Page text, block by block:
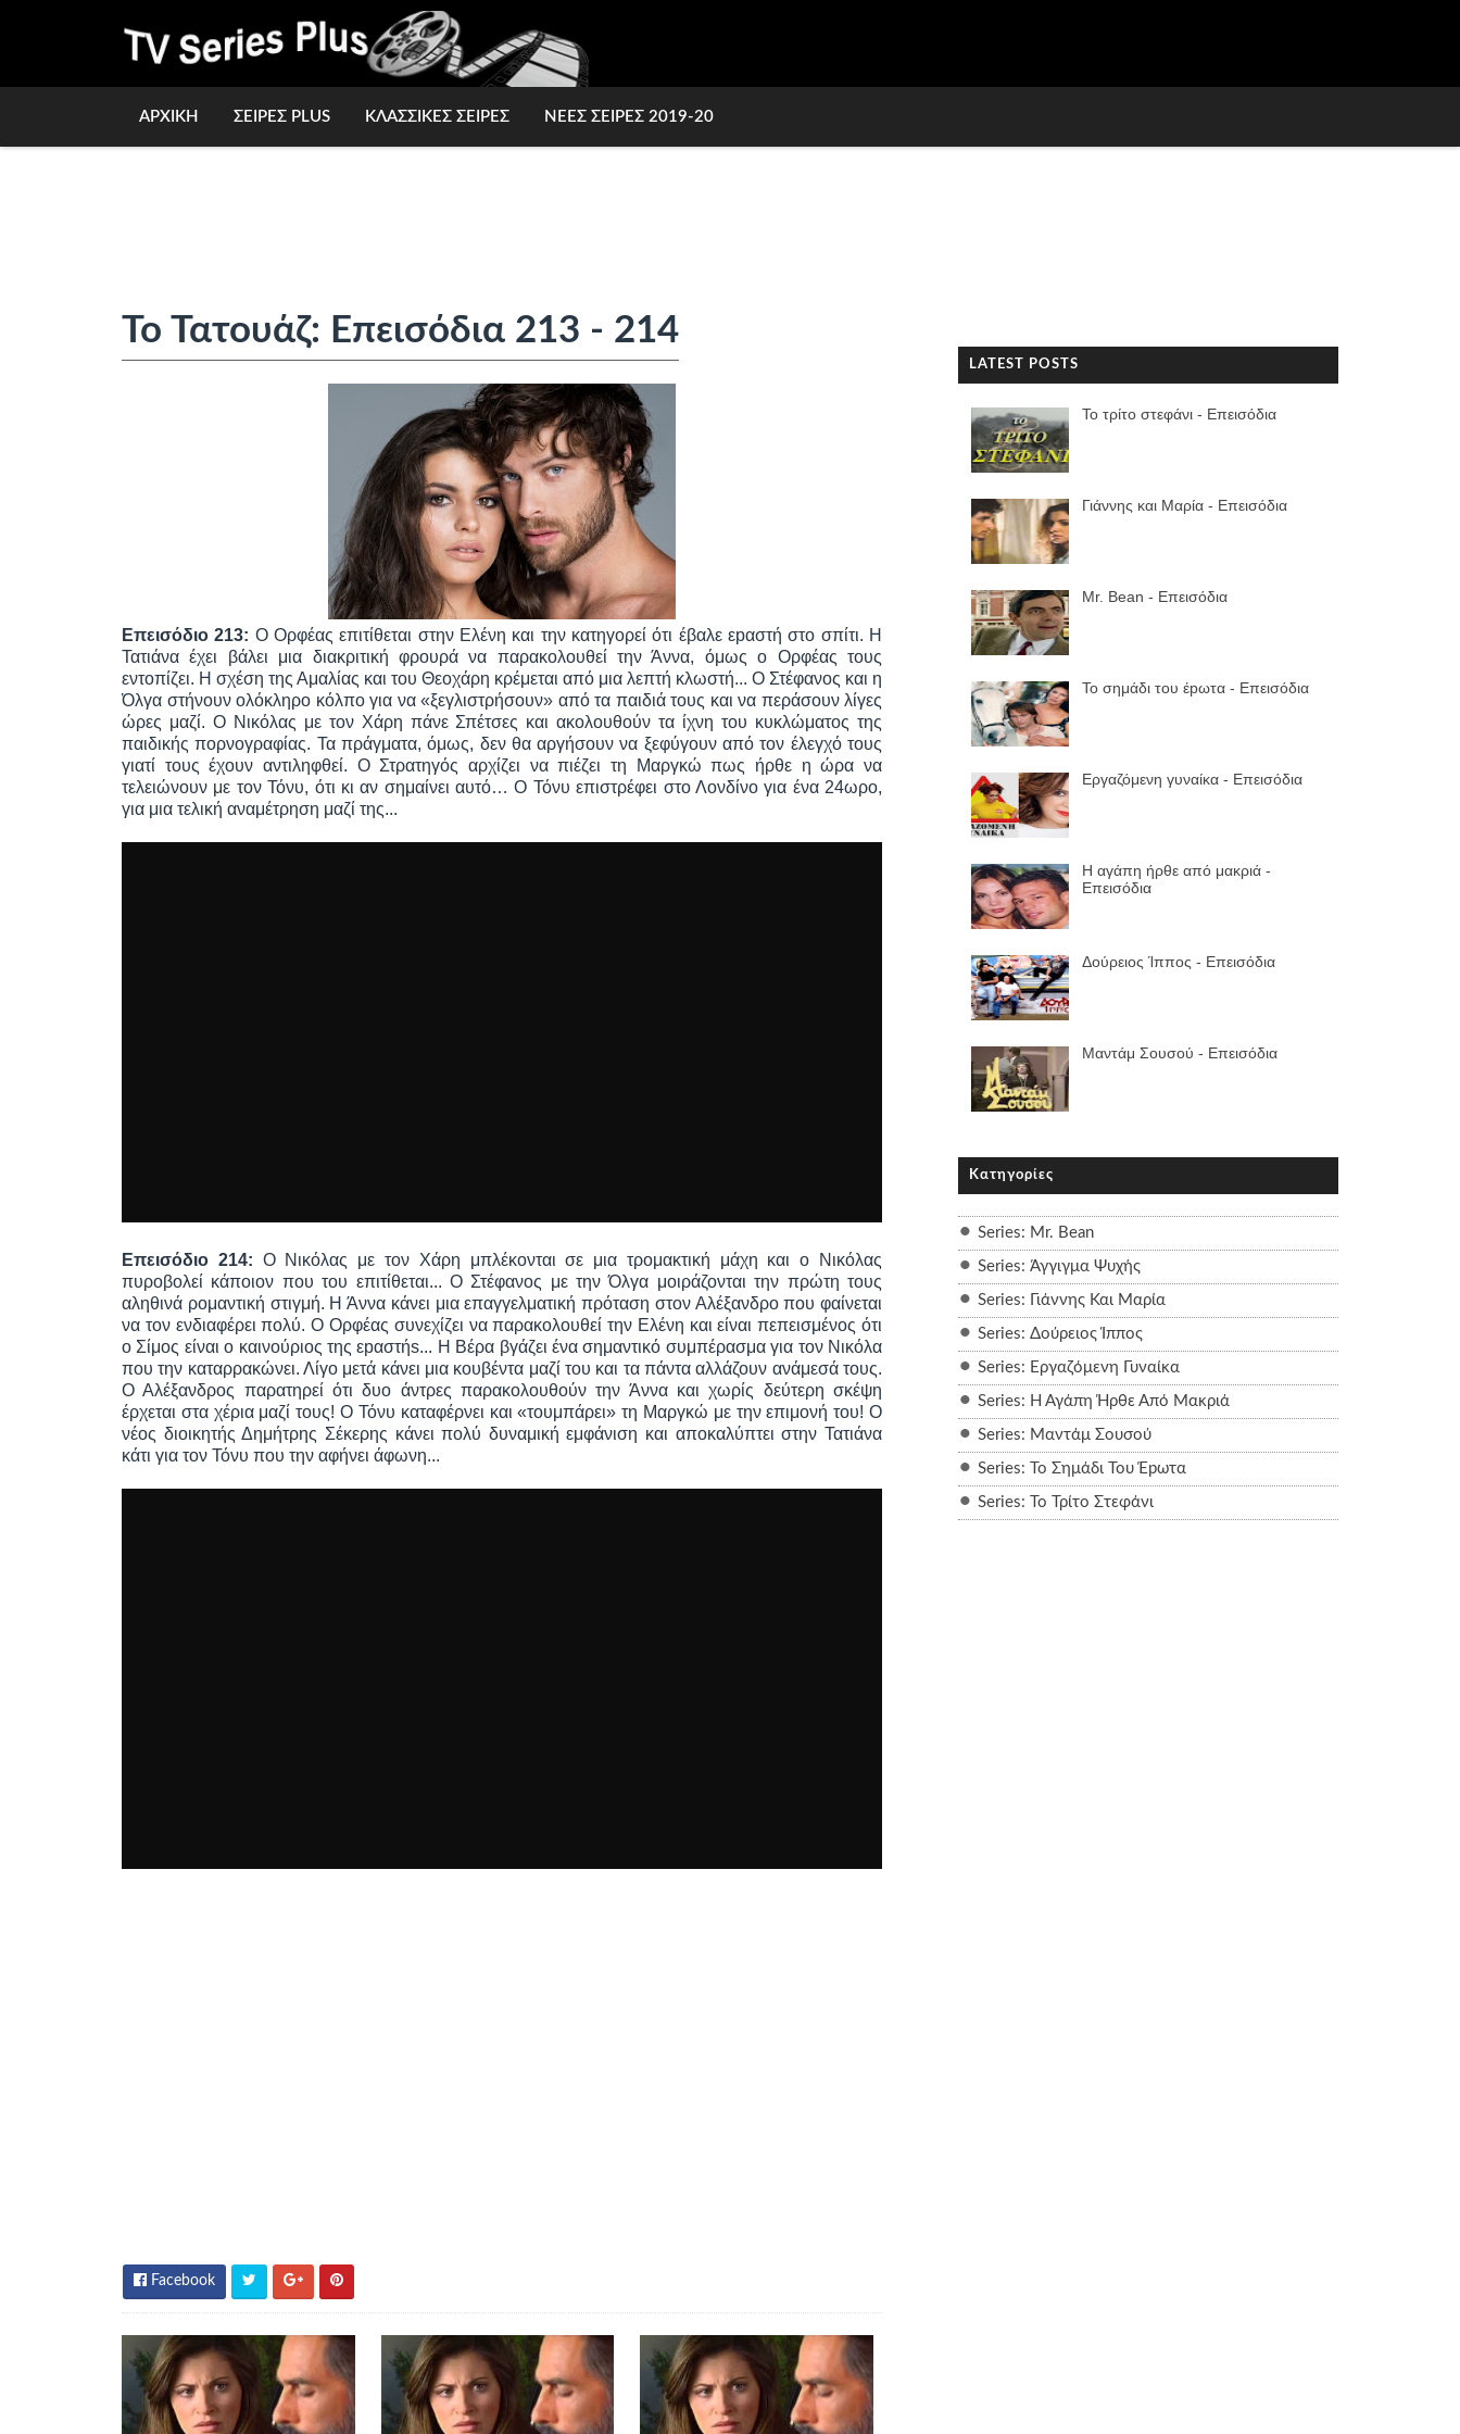
ΑΡΧΙΚΗ ΣΕΙΡΕΣ PLUS ΚΛΑΣΣΙΚΕΣ ΣΕΙΡΕΣ ΝΕΕΣ ΣΕΙΡΕΣ 2019-20
Το Τατουάζ: Επεισόδια 213 - 214
Επεισόδιο 213: Ο Ορφέας επιτίθεται στην Ελένη και την κατηγορεί ότι έβαλε εpαστή στο σπίτι. Η
Τατιάνα έχει βάλει μια διακριτική φρουρά να παρακολουθεί την Άννα, όμως ο Ορφέας τους
εντοπίζει. Η σχέση της Αμαλίας και του Θεοχάρη κρέμεται από μια λεπτή κλωστή... Ο Στέφανος και η
Όλγα στήνουν ολόκληρο κόλπο για να «ξεγλιστρήσουν» από τα παιδιά τους και να περάσουν λίγες
ώρες μαζί. Ο Νικόλας με τον Χάρη πάνε Σπέτσες και ακολουθούν τα ίχνη του κυκλώματος της
παιδικής πορνογραφίας. Τα πράγματα, όμως, δεν θα αργήσουν να ξεφύγουν από τον έλεγχό τους
γιατί τους έχουν αντιληφθεί. Ο Στρατηγός αρχίζει να πιέζει τη Μαργκώ πως ήρθε η ώρα να
τελειώνουν με τον Τόνυ, ότι κι αν σημαίνει αυτό… Ο Τόνυ επιστρέφει στο Λονδίνο για ένα 24ωρο,
για μια τελική αναμέτρηση μαζί της...
Επεισόδιο 214: Ο Νικόλας με τον Χάρη μπλέκονται σε μια τρομακτική μάχη και ο Νικόλας
πυροβολεί κάποιον που του επιτίθεται... Ο Στέφανος με την Όλγα μοιράζονται την πρώτη τους
αληθινά ρομαντική στιγμή. Η Άννα κάνει μια επαγγελματική πρόταση στον Αλέξανδρο που φαίνεται
να τον ενδιαφέρει πολύ. Ο Ορφέας συνεχίζει να παρακολουθεί την Ελένη και είναι πεπεισμένος ότι
ο Σίμος είναι ο καινούριος της εpαστήs... Η Βέρα βγάζει ένα σημαντικό συμπέρασμα για τον Νικόλα
που την καταρρακώνει. Λίγο μετά κάνει μια κουβέντα μαζί του και τα πάντα αλλάζουν ανάμεσά τους.
Ο Αλέξανδρος παρατηρεί ότι δυο άντρες παρακολουθούν την Άννα και χωρίς δεύτερη σκέψη
έρχεται στα χέρια μαζί τους! Ο Τόνυ καταφέρνει και «τουμπάρει» τη Μαργκώ με την επιμονή του! Ο
νέος διοικητής Δημήτρης Σέκερης κάνει πολύ δυναμική εμφάνιση και αποκαλύπτει στην Τατιάνα
κάτι για τον Τόνυ που την αφήνει άφωνη...
Facebook
LATEST POSTS
Το τρίτο στεφάνι - Επεισόδια
Γιάννης και Μαρία - Επεισόδια
Mr. Bean - Επεισόδια
Το σημάδι του έpωτα - Επεισόδια
Εργαζόμενη γυναίκα - Επεισόδια
Η αγάπη ήρθε από μακριά -
Επεισόδια
Δούρειος Ίππος - Επεισόδια
Μαντάμ Σουσού - Επεισόδια
Κατηγορίες
Series: Mr. Bean
Series: Άγγιγμα Ψυχής
Series: Γιάννης Και Μαρία
Series: Δούρειος Ίππος
Series: Εργαζόμενη Γυναίκα
Series: Η Αγάπη Ήρθε Από Μακριά
Series: Μαντάμ Σουσού
Series: Το Σημάδι Του Έpωτα
Series: Το Τρίτο Στεφάνι